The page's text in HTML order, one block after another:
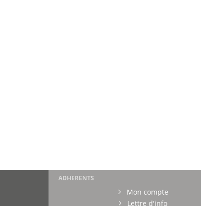
ADHERENTS
Mon compte
Lettre d'info